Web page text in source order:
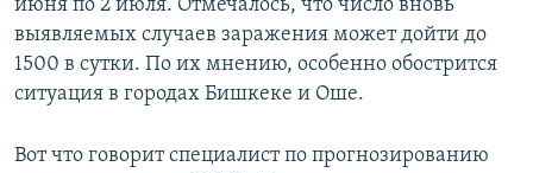
июня по 2 июля. Отмечалось, что число вновь
выявляемых случаев заражения может дойти до
1500 в сутки. По их мнению, особенно обострится
ситуация в городах Бишкеке и Оше.
Вот что говорит специалист по прогнозированию